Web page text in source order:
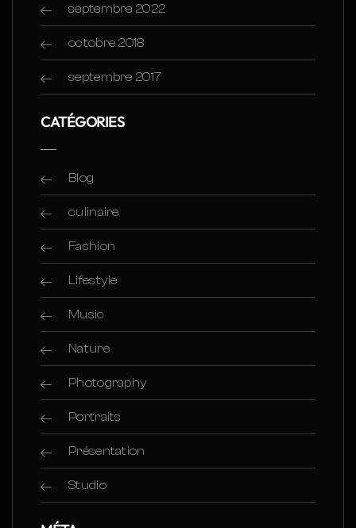
septembre 2022
octobre 2018
septembre 2017
CATÉGORIES
Blog
culinaire
Fashion
Lifestyle
Music
Nature
Photography
Portraits
Présentation
Studio